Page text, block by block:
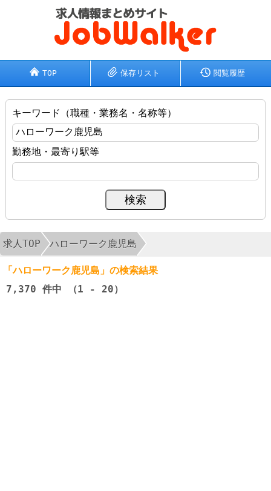
TOP 保存リスト 閲覧履歴
キーワード（職種・業務名・名称等）
勤務地・最寄り駅等
求人TOP ハローワーク鹿児島
「ハローワーク鹿児島」の検索結果
7,370 件中 （1 - 20）